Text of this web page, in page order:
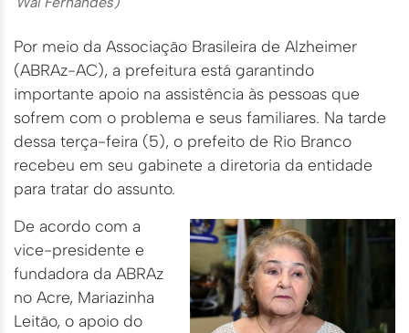
Por meio da Associação Brasileira de Alzheimer
(ABRAz-AC), a prefeitura está garantindo
importante apoio na assistência às pessoas que
sofrem com o problema e seus familiares. Na tarde
dessa terça-feira (5), o prefeito de Rio Branco
recebeu em seu gabinete a diretoria da entidade
para tratar do assunto.
De acordo com a
vice-presidente e
fundadora da ABRAz
no Acre, Mariazinha
Leitão, o apoio do